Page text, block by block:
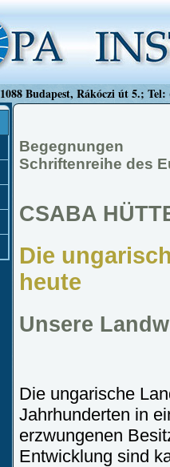
1088 Budapest, Rákóczi út 5.;
Begegnungen
Schriftenreihe des
CSABA
Die
heute
Unsere
Die ungarische
Jahrhunderten in
erzwungenen
Entwicklung sind